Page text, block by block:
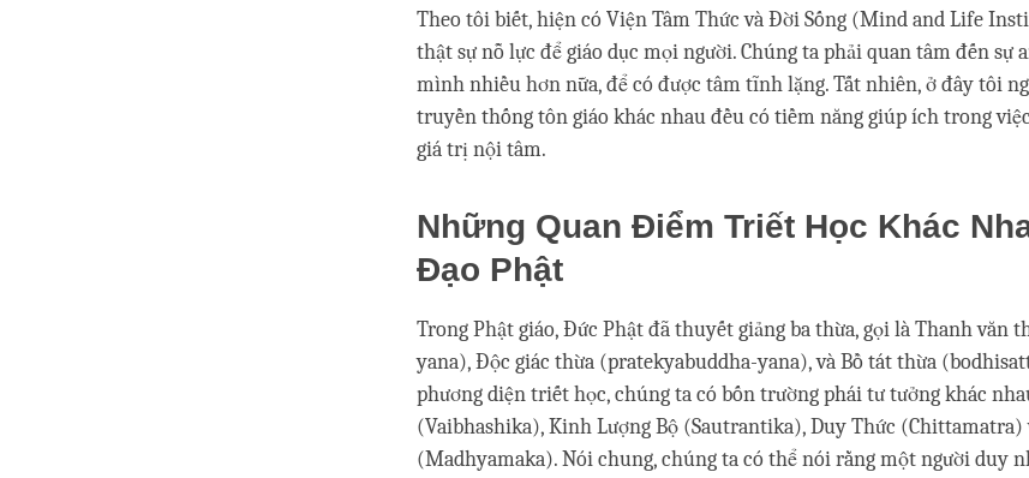
Theo tôi biết, hiện có Viện Tâm Thức và Đời Sống (Mind and Life
thật sự nỗ lực để giáo dục mọi người. Chúng ta phải quan tâm đến sự
mình nhiều hơn nữa, để có được tâm tĩnh lặng. Tất nhiên, ở đây tôi
truyền thống tôn giáo khác nhau đều có tiềm năng giúp ích trong
giá trị nội tâm.
Những Quan Điểm Triết Học Khác
Đạo Phật
Trong Phật giáo, Đức Phật đã thuyết giảng ba thừa, gọi là Thanh văn
yana), Độc giác thừa (pratekyabuddha-yana), và Bồ tát thừa
phương diện triết học, chúng ta có bốn trường phái tư tưởng khác
(Vaibhashika), Kinh Lượng Bộ (Sautrantika), Duy Thức (Chittamatra)
(Madhyamaka). Nói chung, chúng ta có thể nói rằng một người duy